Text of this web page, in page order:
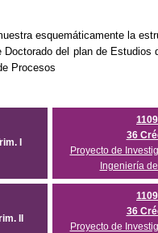
esquemáticamente la
Doctorado del plan de Estudios
Procesos
I
36
Proyecto de
Ingeniería
II
36
Proyecto de